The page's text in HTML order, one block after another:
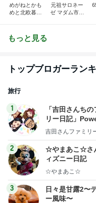
めがねとかも
めと北欧暮ら
元祖サロネー
ゼ マダム市川
もっと見る
トップブロガーラン
旅行
1
「吉田さんちの
リー日記」
y Ameba 吉田さ
ログ
吉田さんファミリ
2
☆やまあこ☆さ
ィズニー日記
☆やまあこ☆
3
日々是甘露2〜
ー風味〜